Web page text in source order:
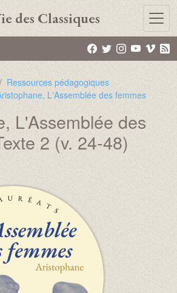
Aller au contenu principal
des Classiques
Ressources pédagogiques
L'Assemblée des femmes
L'Assemblée des
2 (v. 24-48)